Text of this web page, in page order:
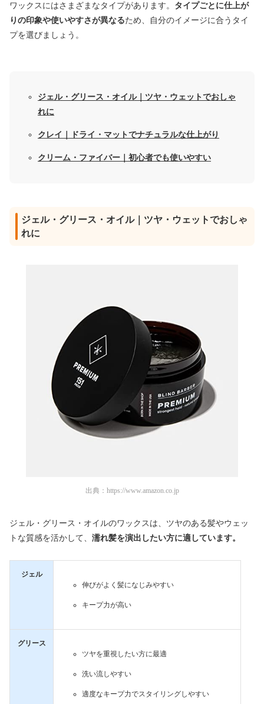
ワックスにはさまざまなタイプがあります。 タイプごとに仕上が
りの印象や使いやすさが異なるため、自分のイメージに合うタイ
プを選びましょう。
ジェル・グリース・オイル｜ツヤ・ウェットでおしゃ
れに
クレイ｜ドライ・マットでナチュラルな仕上がり
クリーム・ファイバー｜初心者でも使いやすい
ジェル・グリース・オイル｜ツヤ・ウェットでおしゃ
れに
出典： https://www.amazon.co.jp
ジェル・グリース・オイルのワックスは、ツヤのある髪やウェッ
トな質感を活かして、 濡れ髪を演出したい方に適しています。
ジェル
伸びがよく髪になじみやすい
キープ力が高い
グリース
ツヤを重視したい方に最適
洗い流しやすい
適度なキープ力でスタイリングしやすい